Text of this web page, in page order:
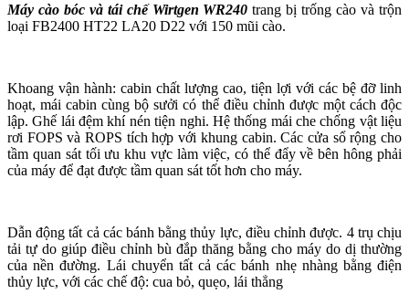
Máy cào bóc và tái chế Wirtgen WR240 trang bị trống cào và trộn
loại FB2400 HT22 LA20 D22 với 150 mũi cào.
Khoang vận hành: cabin chất lượng cao, tiện lợi với các bệ đỡ linh
hoạt, mái cabin cùng bộ sưởi có thể điều chỉnh được một cách độc
lập. Ghế lái đệm khí nén tiện nghi. Hệ thống mái che chống vật liệu
rơi FOPS và ROPS tích hợp với khung cabin. Các cửa sổ rộng cho
tầm quan sát tối ưu khu vực làm việc, có thể đẩy về bên hông phải
của máy để đạt được tầm quan sát tốt hơn cho máy.
Dẫn động tất cả các bánh bằng thủy lực, điều chỉnh được. 4 trụ chịu
tải tự do giúp điều chỉnh bù đắp thăng bằng cho máy do dị thường
của nền đường. Lái chuyển tất cả các bánh nhẹ nhàng bằng điện
thủy lực, với các chế độ: cua bỏ, quẹo, lái thẳng